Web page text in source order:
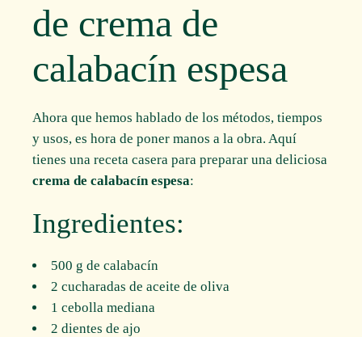
de crema de
calabacín espesa
Ahora que hemos hablado de los métodos, tiempos
y usos, es hora de poner manos a la obra. Aquí
tienes una receta casera para preparar una deliciosa
crema de calabacín espesa:
Ingredientes:
500 g de calabacín
2 cucharadas de aceite de oliva
1 cebolla mediana
2 dientes de ajo